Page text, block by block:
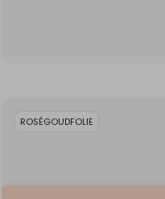
ROSÉGOUDFOLIE